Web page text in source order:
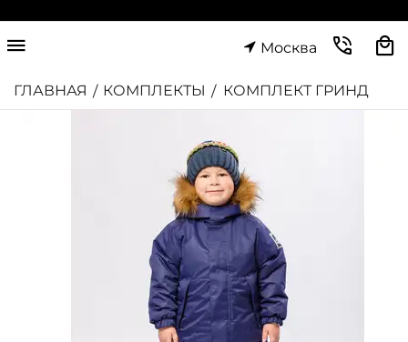
Москва
ГЛАВНАЯ / КОМПЛЕКТЫ / КОМПЛЕКТ ГРИНД